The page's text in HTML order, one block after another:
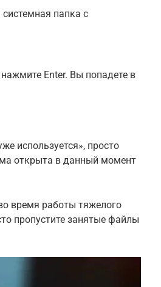
папка с
нажмите Enter. Вы попадете в
используется», просто
открыта в данный момент
время работы тяжелого
пропустите занятые файлы